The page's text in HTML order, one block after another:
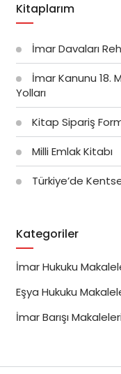
Kitaplarım
İmar Davaları
İmar Kanunu 18.
Yolları
Kitap Sipariş
Milli Emlak Kitabı
Türkiye’de
Kategoriler
İmar Hukuku
Eşya Hukuku
İmar Barışı Makaleleri